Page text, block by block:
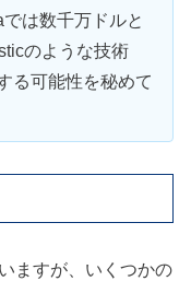
は数千万ドルと
のような技術
る可能性を秘めて
ますが、いくつかの